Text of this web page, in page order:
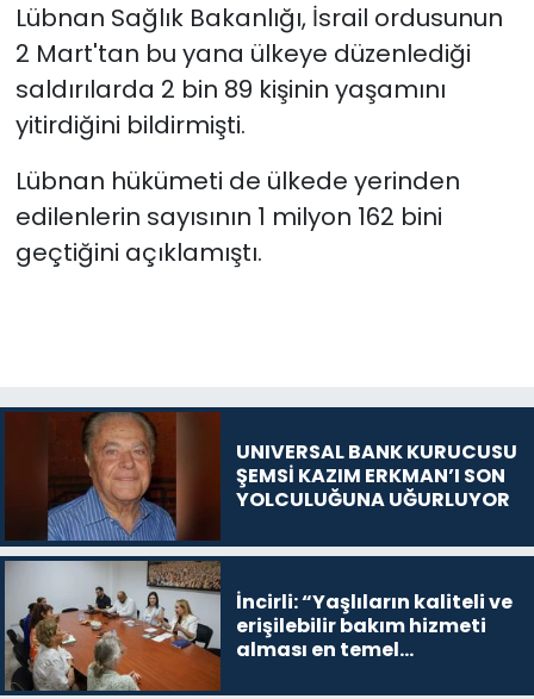
Lübnan Sağlık Bakanlığı, İsrail ordusunun
2 Mart'tan bu yana ülkeye düzenlediği
saldırılarda 2 bin 89 kişinin yaşamını
yitirdiğini bildirmişti.
Lübnan hükümeti de ülkede yerinden
edilenlerin sayısının 1 milyon 162 bini
geçtiğini açıklamıştı.
UNIVERSAL BANK KURUCUSU
ŞEMSİ KAZIM ERKMAN’I SON
YOLCULUĞUNA UĞURLUYOR
İncirli: “Yaşlıların kaliteli ve
erişilebilir bakım hizmeti
alması en temel